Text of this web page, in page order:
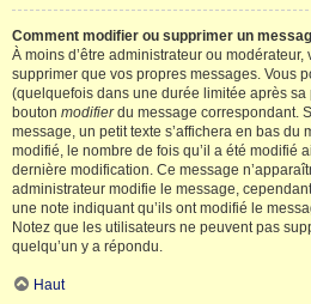
Comment modifier ou supprimer un
À moins d’être administrateur ou
supprimer que vos propres messages. Vous
(quelquefois dans une durée limitée après
bouton modifierdu message correspondant.
message, un petit texte s’affichera en bas du
modifié, le nombre de fois qu’il a été modifié
dernière modification. Ce message
administrateur modifie le message,
une note indiquant qu’ils ont modifié le
Notez que les utilisateurs ne peuvent pas
quelqu’un y a répondu.
Haut